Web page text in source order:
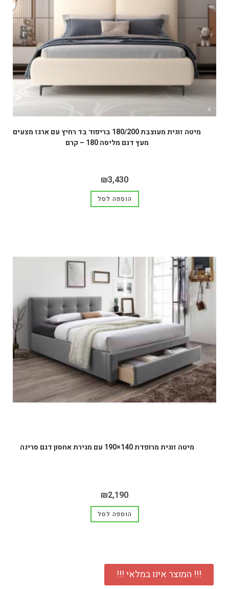
מיטה זוגית מעוצבת 180/200 בריפוד בד רחיץ עם ארגז מצעים
מעץ דגם מליסה 180 – קרם
₪3,430
הוספה לסל
מיטה זוגית מרופדת 140×190 עם מגירת אחסון דגם סרינה
₪2,190
הוספה לסל
!!! המוצר אינו במלאי !!!